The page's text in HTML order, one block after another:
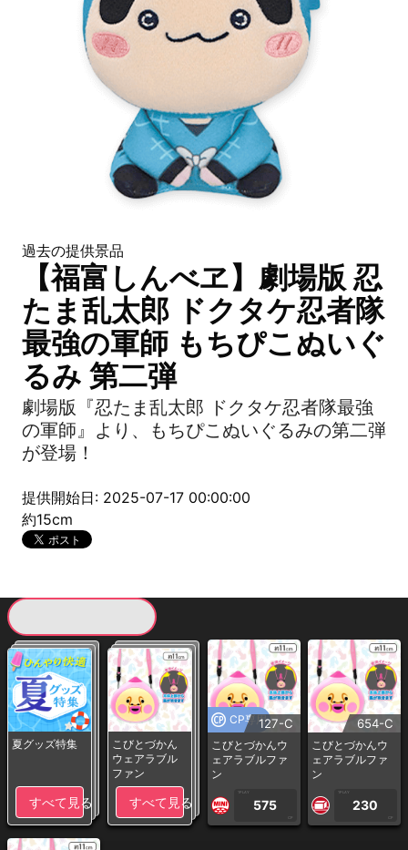
過去の提供景品
【福富しんべヱ】劇場版 忍
たま乱太郎 ドクタケ忍者隊
最強の軍師 もちぴこぬいぐ
るみ 第二弾
劇場版『忍たま乱太郎 ドクタケ忍者隊最強
の軍師』より、もちぴこぬいぐるみの第二弾
が登場！
提供開始日: 2025-07-17 00:00:00
約15cm
夏グッズ特集
すべて見る
こびとづかん
ウェアラブル
ファン
すべて見る
CP専用127-C
こびとづかんウ
ェアラブルファ
ン
1PLAY
575
CP
654-C
こびとづかんウ
ェアラブルファ
ン
1PLAY
230
CP